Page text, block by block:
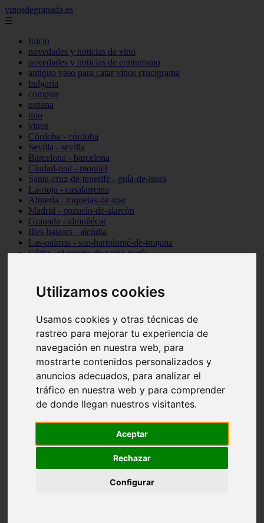
Utilizamos cookies
Usamos cookies y otras técnicas de
rastreo para mejorar tu experiencia de
navegación en nuestra web, para
mostrarte contenidos personalizados y
anuncios adecuados, para analizar el
tráfico en nuestra web y para comprender
de donde llegan nuestros visitantes.
Aceptar
Rechazar
Configurar
vinosdegranada.es
☰
Inicio
novedades y noticias de vino
novedades y noticias de enoturismo
antiguo vaso para catar vinos crucigrama
bulgaria
comprar
espana
tipo
vinos
Córdoba - córdoba
Sevilla - sevilla
Barcelona - barcelona
Ciudad-real - montiel
Santa-cruz-de-tenerife - guía-de-isora
La-rioja - casalarreina
Almería - roquetas-de-mar
Madrid - pozuelo-de-alarcón
Granada - almuñécar
Illes-balears - alcúdia
Las-palmas - san-bartolomé-de-tirajana
Cádiz - el-puerto-de-santa-maría
Santa-cruz-de-tenerife - los-llanos-de-aridane
Cantabria - suances
Granada - monachil
Huesca - isábena
Huesca - alquézar
Huesca - castejón-de-sos
Sevilla - marinaleda
Córdoba - almedinilla
Navarra - zangoza
Cantabria - arenas-de-iguña
Barcelona - la-pobla-de-lillet
Las-palmas - yaiza
Valladolid - fuensaldaña